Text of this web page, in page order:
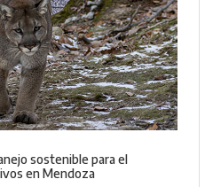
sostenible para el
en Mendoza